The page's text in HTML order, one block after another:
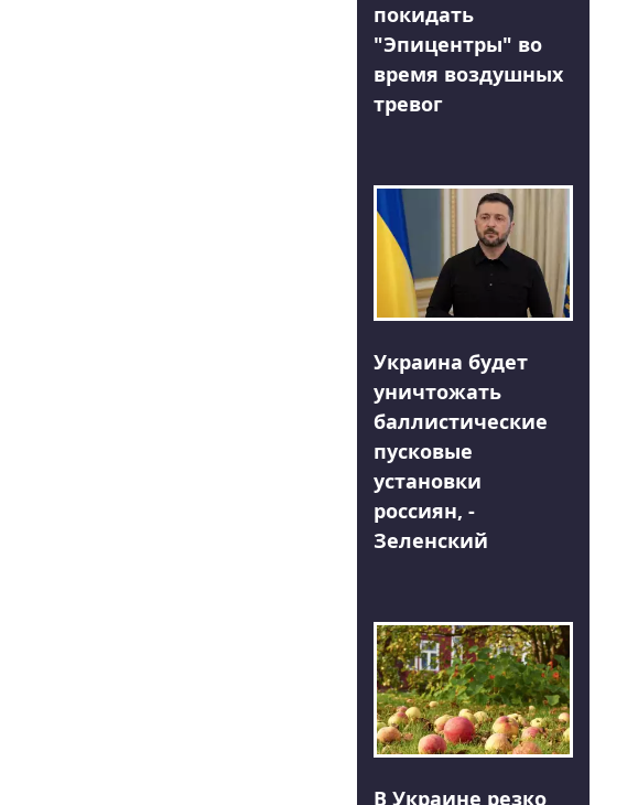
покидать
"Эпицентры" во
время воздушных
тревог
Украина будет
уничтожать
баллистические
пусковые
установки
россиян, -
Зеленский
В Украине резко